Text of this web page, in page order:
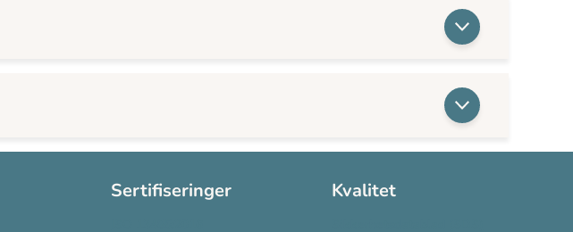
Sertifiseringer Kvalitet